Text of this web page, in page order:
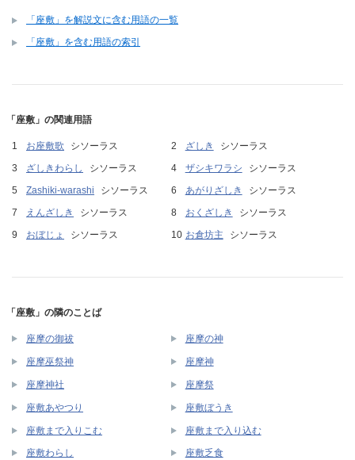
「座敷」を解説文に含む用語の一覧
「座敷」を含む用語の索引
「座敷」の関連用語
お座敷歌 シソーラス ざしき
シソーラス
ざしきわらし
シソーラス ザシキワラシ
シソーラス
Zashiki-warashi
シソーラス あがりざしき
シソーラス
えんざしき
シソーラス おくざしき
シソーラス
おぼじょ
シソーラス お倉坊主 シソーラス
「座敷」の隣のことば
座摩の御祓 座摩の神
座摩巫祭神 座摩神
座摩神社 座摩祭
座敷あやつり 座敷ぼうき
座敷まで入りこむ 座敷まで入り込む
座敷わらし 座敷乏食